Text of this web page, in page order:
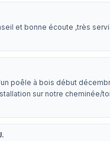
et bonne écoute ,très
poêle à bois début
sur notre cheminée/